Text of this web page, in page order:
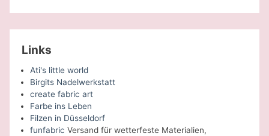
Links
Ati's little world
Birgits Nadelwerkstatt
create fabric art
Farbe ins Leben
Filzen in Düsseldorf
funfabric Versand für wetterfeste Materialien,